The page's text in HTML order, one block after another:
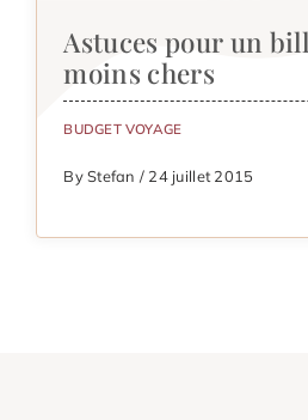
Astuces pour un
moins chers
BUDGET VOYAGE
By Stefan / 24 juillet 2015